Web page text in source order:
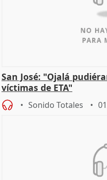
San José: "Ojalá
víctimas de ETA"
Sonido Totales